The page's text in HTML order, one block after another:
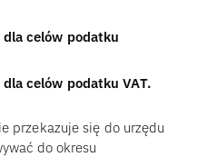
celów podatku
celów podatku VAT.
przekazuje się do urzędu
do okresu